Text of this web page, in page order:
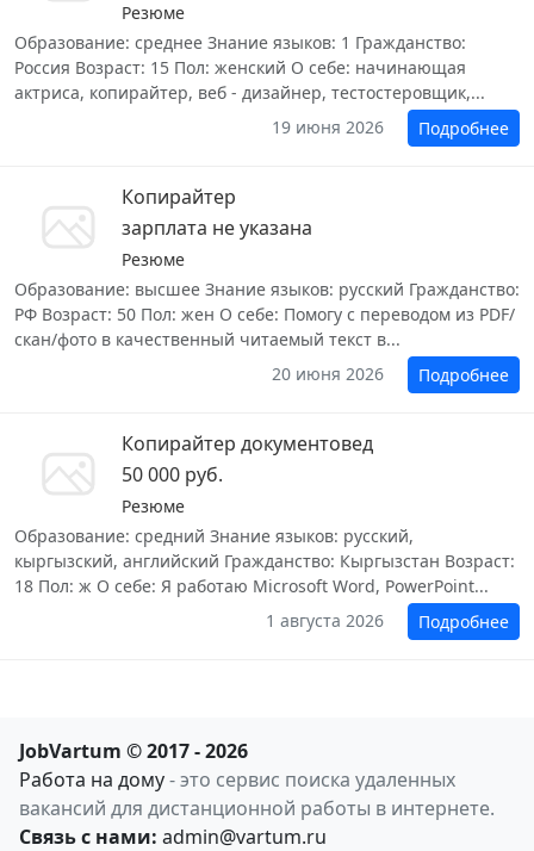
Резюме
Образование: среднее Знание языков: 1 Гражданство:
Россия Возраст: 15 Пол: женский О себе: начинающая
актриса, копирайтер, веб - дизайнер, тестостеровщик,...
19 июня 2026
Подробнее
Копирайтер
зарплата не указана
Резюме
Образование: высшее Знание языков: русский Гражданство:
РФ Возраст: 50 Пол: жен О себе: Помогу с переводом из PDF/
скан/фото в качественный читаемый текст в...
20 июня 2026
Подробнее
Копирайтер документовед
50 000 руб.
Резюме
Образование: средний Знание языков: русский,
кыргызский, английский Гражданство: Кыргызстан Возраст:
18 Пол: ж О себе: Я работаю Microsoft Word, PowerPoint...
1 августа 2026
Подробнее
JobVartum © 2017 - 2026
Работа на дому- это сервис поиска удаленных
вакансий для дистанционной работы в интернете.
Связь с нами: admin@vartum.ru